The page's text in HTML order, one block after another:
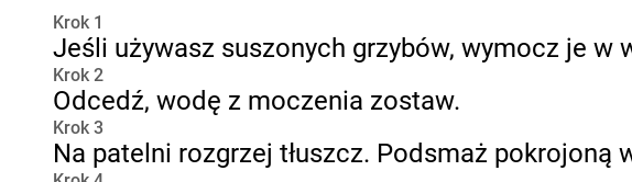
Krok 1
Jeśli używasz suszonych grzybów, wymocz je w
Krok 2
Odcedź, wodę z moczenia zostaw.
Krok 3
Na patelni rozgrzej tłuszcz. Podsmaż pokrojoną